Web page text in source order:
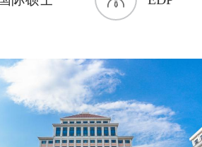
展方向与国家战略同向同行；要坚